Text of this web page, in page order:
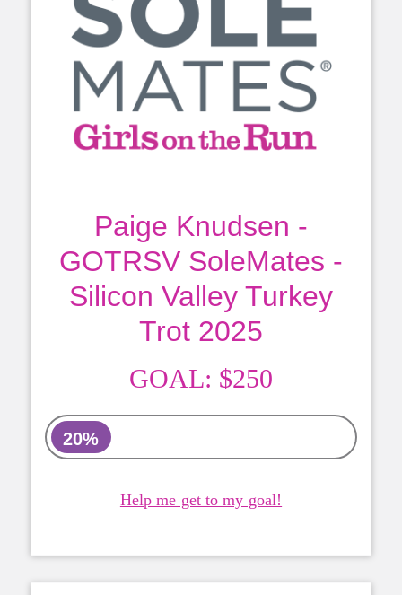
Paige Knudsen -
GOTRSV SoleMates -
Silicon Valley Turkey
Trot 2025
GOAL: $250
20%
Help me get to my goal!